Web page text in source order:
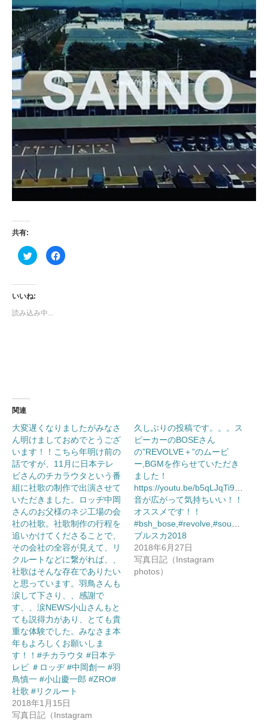
共有:
ク
リ
し
Twitter
共
有
Facebook
で
ド
ウ
で
開
き
ま
す)
いいね:
読み込み中...
関連
大変遅くなりましたがみなさ
ん明けましておめでとうござ
います！！こちら年明け前の
話ですが、11月に日本テレ
ビさんのチカラウタという番
組に社歌の制作で出演させて
いただきました。ロッヂ中岡
さんのお父様のネジ工場の会
社の社歌。社歌制作の行程を
追いかけてくださることで、
その会社の全容が見えて、リ
クルートなどに繋がれば、、
社歌はそんな存在でありたい
と思っています。羽鳥さんも
涙して下さり、、感謝で
す、、涙NEWS小山さんもと
ても説得力があり、とても貴
重な体験でした。みなさま本
年もよろしくお願いしま
す！！#チカラウタ #日本テ
レビ ＃ロッヂ #中岡創一 #羽
鳥慎一 #小山慶一郎 #ZRO#
社歌 #リクルート
2018年1月15日
写真日記（Instagram
久しぶりの投稿です。。。ス
ピーカーのBOSEさん
の”REVOLVE＋”のムービ
ー,BGMを作らせていただき
ました！
https://youtu.be/b5qLJqTi9qY360°
音が広がって気持ちいい！！
オススメです！！
ブルスカ2018
2018年6月27日
写真日記（Instagram
photos）